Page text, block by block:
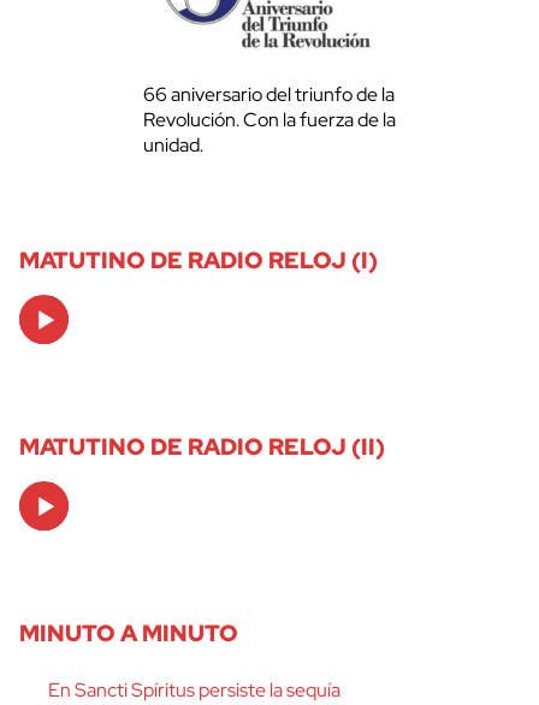
66 aniversario del triunfo de la
Revolución. Con la fuerza de la
unidad.
MATUTINO DE RADIO RELOJ (I)
Audio
Player
MATUTINO DE RADIO RELOJ (II)
Audio
Player
MINUTO A MINUTO
En Sancti Spíritus persiste la sequía